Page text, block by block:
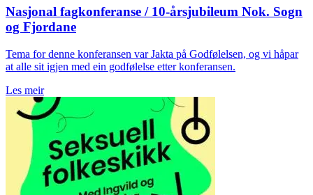
Nasjonal fagkonferanse / 10-årsjubileum Nok. Sogn
og Fjordane
Tema for denne konferansen var Jakta på Godfølelsen, og vi håpar
at alle sit igjen med ein godfølelse etter konferansen.
Les meir